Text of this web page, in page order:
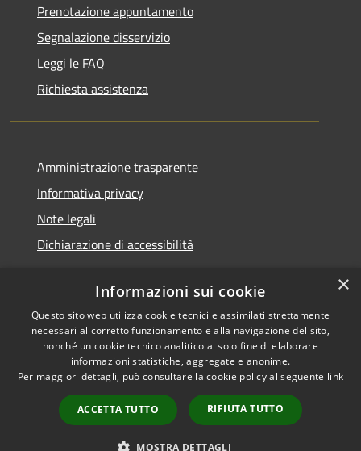
Prenotazione appuntamento
Segnalazione disservizio
Leggi le FAQ
Richiesta assistenza
Amministrazione trasparente
Informativa privacy
Note legali
Dichiarazione di accessibilità
RSS
Accessibilità
Cookie
Mappa del sito
WebMail
Copyright © 2026 • Comune di
Santa Teresa Gallura •
Powered byMunicipium
Accesso redazione
×
Informazioni sui cookie
Questo sito web utilizza cookie tecnici e assimilati strettamente
necessari al corretto funzionamento e alla navigazione del sito,
nonché un cookie tecnico analitico al solo fine di elaborare
informazioni statistiche, aggregate e anonime.
Per maggiori dettagli, può consultare la cookie policy al seguente link
ACCETTA TUTTO RIFIUTA TUTTO
MOSTRA DETTAGLI